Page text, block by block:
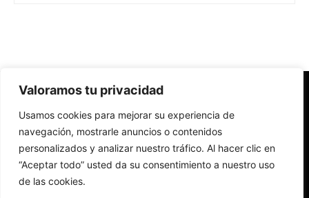
Valoramos tu privacidad
Usamos cookies para mejorar su experiencia de
navegación, mostrarle anuncios o contenidos
personalizados y analizar nuestro tráfico. Al hacer clic en
“Aceptar todo” usted da su consentimiento a nuestro uso
de las cookies.
Redes Cristianas
Una mirada alternativa sobre la Iglesia católica y la sociedad
- Colectivos de Redes Cristianas